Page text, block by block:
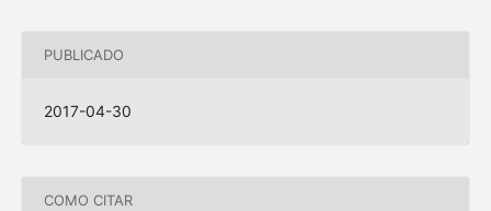
PUBLICADO
2017-04-30
COMO CITAR